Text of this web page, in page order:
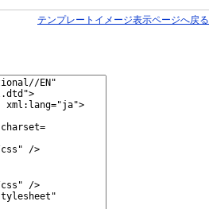
テンプレートイメージ表示ページへ戻る